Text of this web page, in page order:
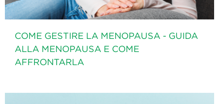
COME GESTIRE LA MENOPAUSA - GUIDA
ALLA MENOPAUSA E COME
AFFRONTARLA